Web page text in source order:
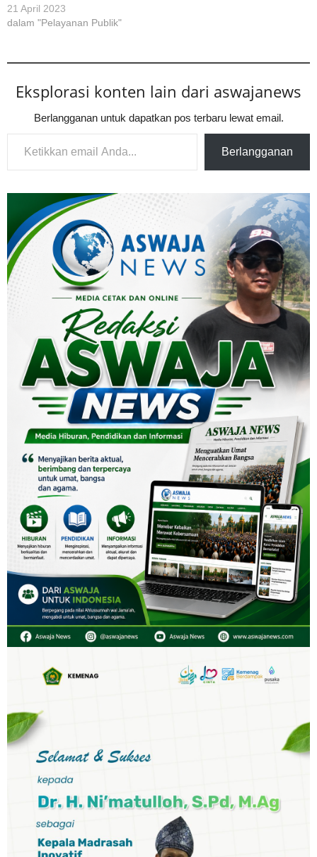
21 April 2023
dalam "Pelayanan Publik"
Eksplorasi konten lain dari aswajanews
Berlangganan untuk dapatkan pos terbaru lewat email.
Ketikkan email Anda...
Berlangganan